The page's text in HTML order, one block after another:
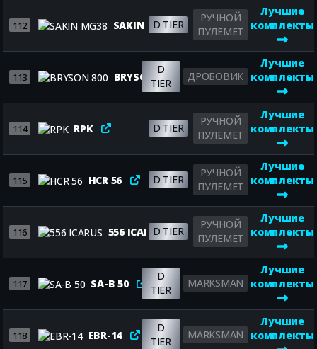
112 SAKIN MG38
D TIER
РУЧНОЙ
ПУЛЕМЕТ
Лучшие
комплекты
113 BRYSON 800
D
TIER
ДРОБОВИК
Лучшие
комплекты
114 RPK D TIER
РУЧНОЙ
ПУЛЕМЕТ
Лучшие
комплекты
115 HCR 56 D TIER
РУЧНОЙ
ПУЛЕМЕТ
Лучшие
комплекты
116 556 ICARUSD TIER
РУЧНОЙ
ПУЛЕМЕТ
Лучшие
комплекты
117 SA-B 50
D
TIER
MARKSMAN
Лучшие
комплекты
118 EBR-14
D
TIER
MARKSMAN
Лучшие
комплекты